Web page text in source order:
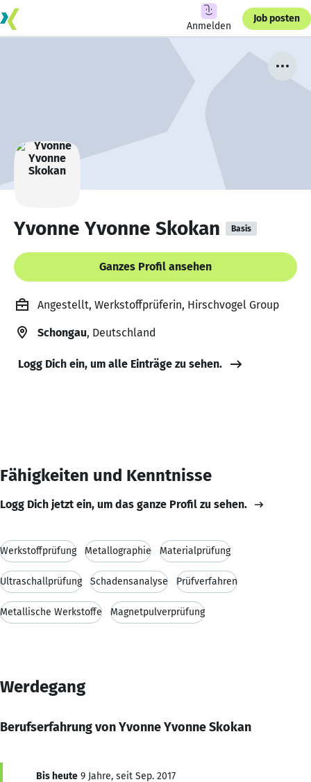
Anmelden
Job posten
Yvonne Yvonne Skokan Basis
Ganzes Profil ansehen
Angestellt, Werkstoffprüferin, Hirschvogel Group
Schongau, Deutschland
Logg Dich ein, um alle Einträge zu sehen.
Fähigkeiten und Kenntnisse
Logg Dich jetzt ein, um das ganze Profil zu sehen.
Werkstoffprüfung Metallographie Materialprüfung
Ultraschallprüfung Schadensanalyse Prüfverfahren
Metallische Werkstoffe Magnetpulverprüfung
Werdegang
Berufserfahrung von Yvonne Yvonne Skokan
Bis heute 9 Jahre, seit Sep. 2017